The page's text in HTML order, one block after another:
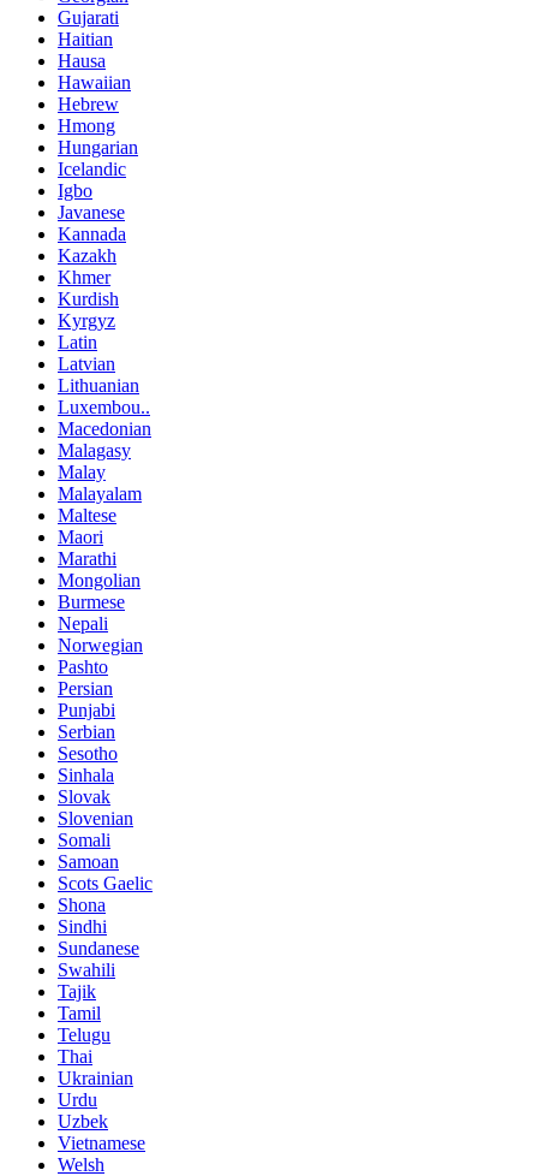
Gujarati
Haitian
Hausa
Hawaiian
Hebrew
Hmong
Hungarian
Icelandic
Igbo
Javanese
Kannada
Kazakh
Khmer
Kurdish
Kyrgyz
Latin
Latvian
Lithuanian
Luxembou..
Macedonian
Malagasy
Malay
Malayalam
Maltese
Maori
Marathi
Mongolian
Burmese
Nepali
Norwegian
Pashto
Persian
Punjabi
Serbian
Sesotho
Sinhala
Slovak
Slovenian
Somali
Samoan
Scots Gaelic
Shona
Sindhi
Sundanese
Swahili
Tajik
Tamil
Telugu
Thai
Ukrainian
Urdu
Uzbek
Vietnamese
Welsh